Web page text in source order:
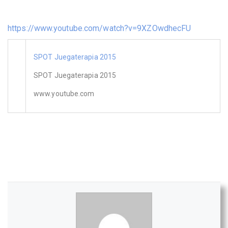
https://www.youtube.com/watch?v=9XZOwdhecFU
SPOT Juegaterapia 2015
SPOT Juegaterapia 2015
www.youtube.com